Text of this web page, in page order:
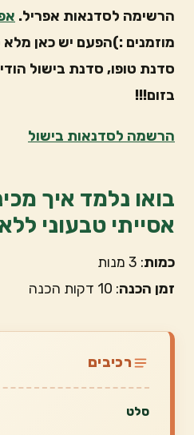
הרשימה לסדנאות אפריל.
מוזמנים :)הפעם יש כאן מלא
סדנת טופו, סדנת בישול
בזום!!!
הרשמה לסדנאות בישול
בואו נלמד איך
אסייתי טבעוני
כמות: 3 מנות
זמן הכנה: 10 דקות הכנה
רכיבים
סלט